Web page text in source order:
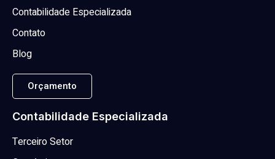
Contabilidade Especializada
Contato
Blog
Orçamento
Contabilidade Especializada
Terceiro Setor